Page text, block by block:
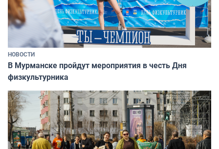
НОВОСТИ
В Мурманске пройдут мероприятия в честь Дня
физкультурника